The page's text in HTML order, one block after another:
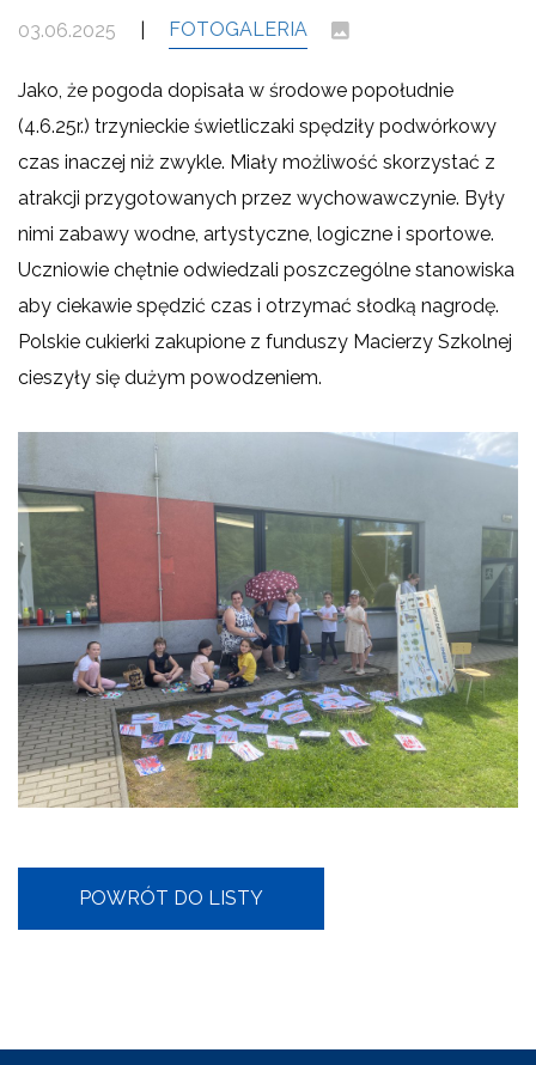
03.06.2025 FOTOGALERIA
Jako, że pogoda dopisała w środowe popołudnie
(4.6.25r.) trzynieckie świetliczaki spędziły podwórkowy
czas inaczej niż zwykle. Miały możliwość skorzystać z
atrakcji przygotowanych przez wychowawczynie. Były
nimi zabawy wodne, artystyczne, logiczne i sportowe.
Uczniowie chętnie odwiedzali poszczególne stanowiska
aby ciekawie spędzić czas i otrzymać słodką nagrodę.
Polskie cukierki zakupione z funduszy Macierzy Szkolnej
cieszyły się dużym powodzeniem.